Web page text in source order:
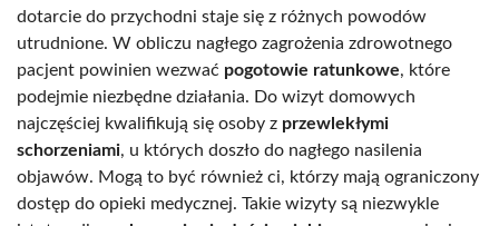
dotarcie do przychodni staje się z różnych powodów
utrudnione. W obliczu nagłego zagrożenia zdrowotnego
pacjent powinien wezwać pogotowie ratunkowe, które
podejmie niezbędne działania. Do wizyt domowych
najczęściej kwalifikują się osoby z przewlekłymi
schorzeniami, u których doszło do nagłego nasilenia
objawów. Mogą to być również ci, którzy mają ograniczony
dostęp do opieki medycznej. Takie wizyty są niezwykle